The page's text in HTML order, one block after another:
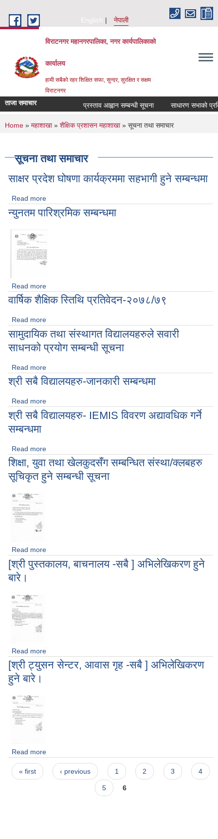
English
नेपाली
विराटनगर महानगरपालिका, नगर कार्यपालिकाको
कार्यालय
हामी सबैको रहर शिक्षित सफा, सुन्दर, सुरक्षित र सक्षम
विराटनगर
ताजा समाचार प्रस्ताव आह्वान सम्बन्धी सूचना साधारण सभाको
You are here
Home » महाशाखा» शैक्षिक प्रशासन महाशाखा» सूचना तथा समाचार
सूचना तथा समाचार
साक्षर प्रदेश घोषणा कार्यक्रममा सहभागी हुने सम्बन्धमा
Read more
न्युनतम पारिश्रमिक सम्बन्धमा
Read more
वार्षिक शैक्षिक स्तिथि प्रतिवेदन-२०७८/७९
Read more
सामुदायिक तथा संस्थागत विद्यालयहरुले सवारी
साधनको प्रयोग सम्बन्धी सूचना
Read more
सम्बन्धी सूचना
श्री सबै विद्यालयहरु-जानकारी सम्बन्धमा
Read more
श्री सबै विद्यालयहरु- IEMIS विवरण अद्यावधिक गर्ने
सम्बन्धमा
Read more
शिक्षा, युवा तथा खेलकुदसँग सम्बन्धित संस्था/क्लबहरु
सूचिकृत हुने सम्बन्धी सूचना
Read more
हुने सम्बन्धी सूचना
[श्री पुस्तकालय, बाचनालय -सबै ] अभिलेखिकरण हुने
बारे।
Read more
[श्री ट्युसन सेन्टर, आवास गृह -सबै ] अभिलेखिकरण
हुने बारे।
Read more
Pages
« first ‹ previous 1 2 3 4
5 6